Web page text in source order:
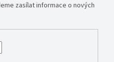
zasílat informace o nových